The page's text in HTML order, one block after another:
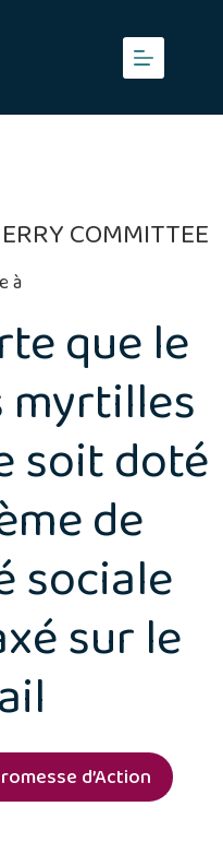
COMMITTEE
à
que le
myrtilles
soit doté
de
sociale
sur le
d’Action